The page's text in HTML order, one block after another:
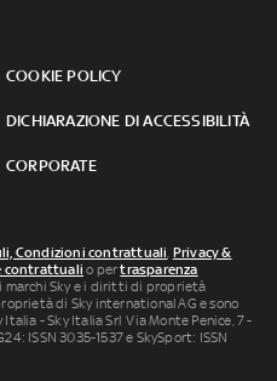
COOKIE POLICY
DICHIARAZIONE DI ACCESSIBILITÀ
CORPORATE
Condizioni contrattuali, Privacy &
contrattuali o pertrasparenza
marchi Sky e i diritti di proprietà
di Sky international AG e sono
- Sky Italia Srl Via Monte Penice, 7 -
ISSN 3035-1537 e SkySport: ISSN